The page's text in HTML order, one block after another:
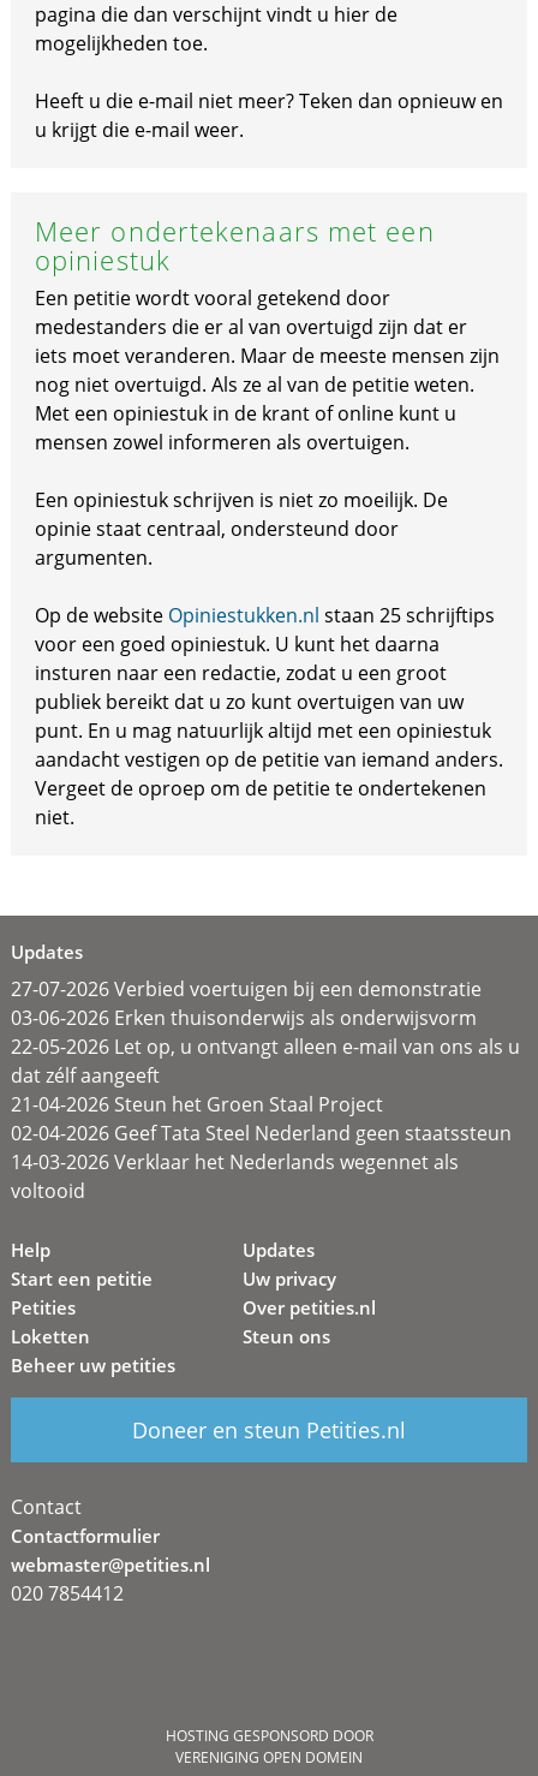
pagina die dan verschijnt vindt u hier de
mogelijkheden toe.
Heeft u die e-mail niet meer? Teken dan opnieuw en
u krijgt die e-mail weer.
Meer ondertekenaars met een
opiniestuk
Een petitie wordt vooral getekend door
medestanders die er al van overtuigd zijn dat er
iets moet veranderen. Maar de meeste mensen zijn
nog niet overtuigd. Als ze al van de petitie weten.
Met een opiniestuk in de krant of online kunt u
mensen zowel informeren als overtuigen.
Een opiniestuk schrijven is niet zo moeilijk. De
opinie staat centraal, ondersteund door
argumenten.
Op de website Opiniestukken.nl staan 25 schrijftips
voor een goed opiniestuk. U kunt het daarna
insturen naar een redactie, zodat u een groot
publiek bereikt dat u zo kunt overtuigen van uw
punt. En u mag natuurlijk altijd met een opiniestuk
aandacht vestigen op de petitie van iemand anders.
Vergeet de oproep om de petitie te ondertekenen
niet.
Updates
27-07-2026 Verbied voertuigen bij een demonstratie
03-06-2026 Erken thuisonderwijs als onderwijsvorm
22-05-2026 Let op, u ontvangt alleen e-mail van ons als u
dat zélf aangeeft
21-04-2026 Steun het Groen Staal Project
02-04-2026 Geef Tata Steel Nederland geen staatssteun
14-03-2026 Verklaar het Nederlands wegennet als
voltooid
Help
Start een petitie
Petities
Loketten
Beheer uw petities
Updates
Uw privacy
Over petities.nl
Steun ons
Doneer en steun Petities.nl
Contact
Contactformulier
webmaster@petities.nl
020 7854412
HOSTING GESPONSORD DOOR
VERENIGING OPEN DOMEIN